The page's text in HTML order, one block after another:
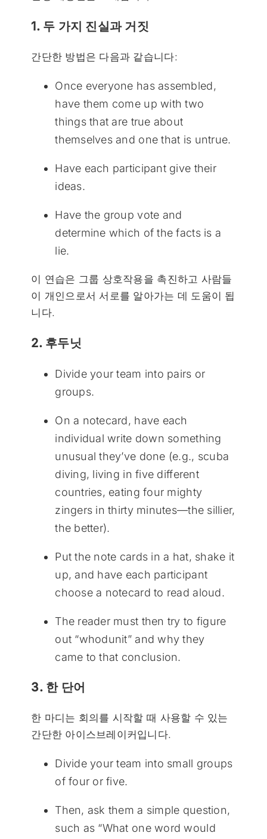
1. 두 가지 진실과 거짓
간단한 방법은 다음과 같습니다:
Once everyone has assembled,
have them come up with two
things that are true about
themselves and one that is untrue.
Have each participant give their
ideas.
Have the group vote and
determine which of the facts is a
lie.
이 연습은 그룹 상호작용을 촉진하고 사람들
이 개인으로서 서로를 알아가는 데 도움이 됩
니다.
2. 후두닛
Divide your team into pairs or
groups.
On a notecard, have each
individual write down something
unusual they’ve done (e.g., scuba
diving, living in five different
countries, eating four mighty
zingers in thirty minutes—the sillier,
the better).
Put the note cards in a hat, shake it
up, and have each participant
choose a notecard to read aloud.
The reader must then try to figure
out “whodunit” and why they
came to that conclusion.
3. 한 단어
한 마디는 회의를 시작할 때 사용할 수 있는
간단한 아이스브레이커입니다.
Divide your team into small groups
of four or five.
Then, ask them a simple question,
such as “What one word would